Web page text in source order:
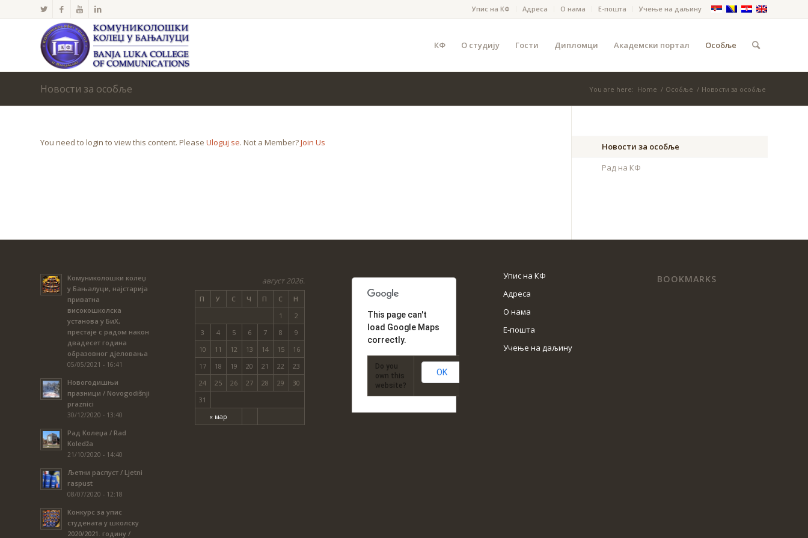
Упис на КФ Адреса О нама Е-пошта Учење на даљину
КФ О студију Гости Дипломци Академски портал Особље
Новости за особље You are here: Home / Особље / Новости за особље
You need to login to view this content. Please Uloguj se. Not a Member?Join Us
Новости за особље
Рад на КФ
Комуниколошки колеџ
у Бањалуци, најстарија
приватна
високошколска
установа у БиХ,
престаје с радом након
двадесет година
образовног дјеловања
05/05/2021 - 16:41
Новогодишњи
празници / Novogodišnji
praznici
30/12/2020 - 13:40
Рад Колеџа / Rad
Koledža
21/10/2020 - 14:40
Љетни распуст / Ljetni
raspust
08/07/2020 - 12:18
Конкурс за упис
студената у школску
2020/2021. годину /
август 2026.
П У С Ч П С Н
« мар
1
2
3
4 5 6 7 8
9
10
11 12 13 14 15
16
17
18 19 20 21 22
23
24
25 26 27 28 29
30
31
This page can't
load Google Maps
correctly.
Do you
own this
website?
OK
Упис на КФ
Адреса
О нама
Е-пошта
Учење на даљину
BOOKMARKS